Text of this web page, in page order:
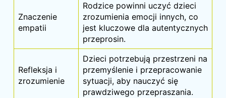
Znaczenie
empatii
Rodzice powinni uczyć dzieci
zrozumienia emocji innych, co
jest kluczowe dla autentycznych
przeprosin.
Refleksja i
zrozumienie
Dzieci potrzebują przestrzeni na
przemyślenie i przepracowanie
sytuacji, aby nauczyć się
prawdziwego przepraszania.